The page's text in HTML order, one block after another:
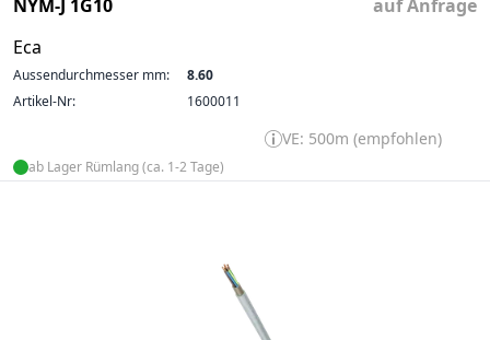
NYM-J 1G10
Eca
auf Anfrage
Aussendurchmesser mm:
8.60
Artikel-Nr:
1600011
VE: 500m (empfohlen)
ab Lager Rümlang (ca. 1-2 Tage)